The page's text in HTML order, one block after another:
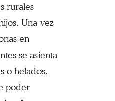
rurales
Una vez
en
se asienta
o helados.
poder